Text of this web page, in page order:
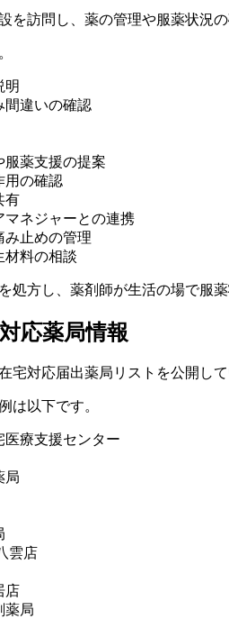
を訪問し、薬の管理や服薬状況
明
間違いの確認
服薬支援の提案
用の確認
有
マネジャーとの連携
み止めの管理
材料の相談
処方し、薬剤師が生活の場で服
応薬局情報
宅対応届出薬局リストを公開し
は以下です。
医療支援センター
局
雲店
店
薬局